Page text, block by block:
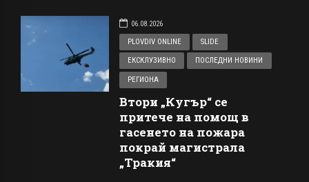
06.08.2026
PLOVDIV ONLINE
SLIDE
ЕКСКЛУЗИВНО ПОСЛЕДНИ НОВИНИ
РЕГИОНА
Втори „Кугър“ се
притече на помощ в
гасенето на пожара
покрай магистрала
„Тракия“